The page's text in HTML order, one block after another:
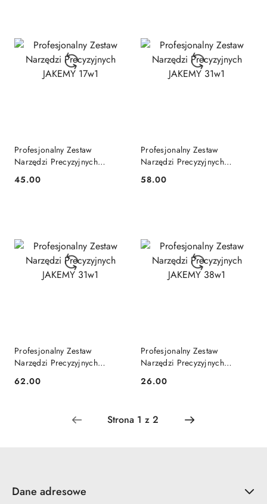
Profesjonalny Zestaw
Narzędzi Precyzyjnych
Cena:
45.00
Profesjonalny Zestaw
Narzędzi Precyzyjnych
Cena:
58.00
Profesjonalny Zestaw
Narzędzi Precyzyjnych
Cena:
62.00
Profesjonalny Zestaw
Narzędzi Precyzyjnych
Cena:
26.00
Dane adresowe